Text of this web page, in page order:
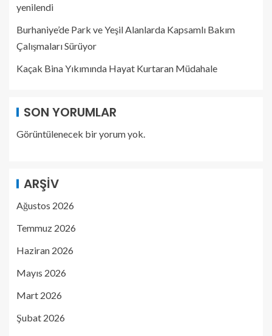
yenilendi
Burhaniye’de Park ve Yeşil Alanlarda Kapsamlı Bakım
Çalışmaları Sürüyor
Kaçak Bina Yıkımında Hayat Kurtaran Müdahale
SON YORUMLAR
Görüntülenecek bir yorum yok.
ARŞIV
Ağustos 2026
Temmuz 2026
Haziran 2026
Mayıs 2026
Mart 2026
Şubat 2026